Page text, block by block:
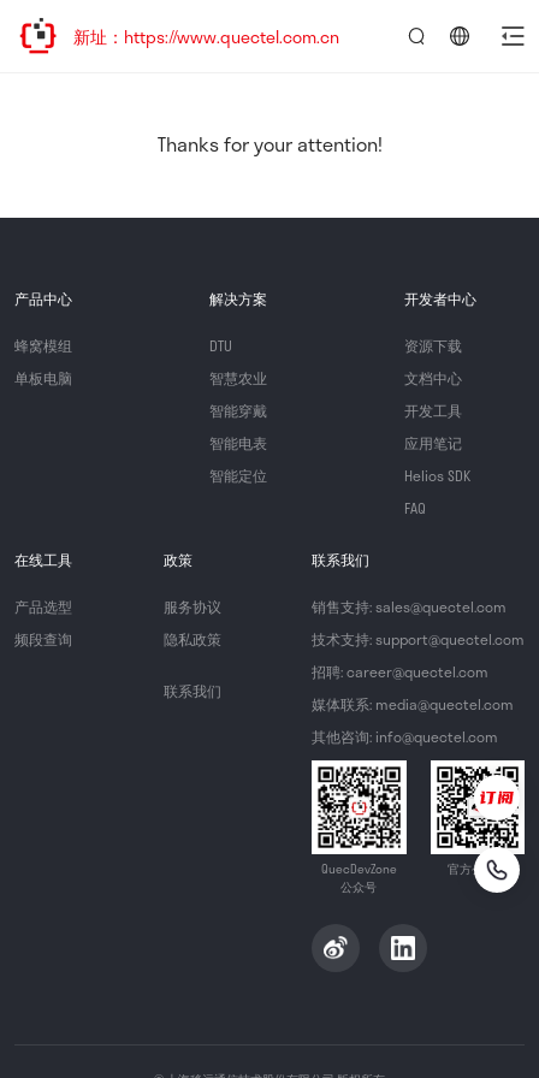
迎访问新址：https://www.quectel.com.cn
Thanks for your attention!
产品中心
蜂窝模组
单板电脑
解决方案
DTU
智慧农业
智能穿戴
智能电表
智能定位
开发者中心
资源下载
文档中心
开发工具
应用笔记
Helios SDK
FAQ
在线工具
产品选型
频段查询
政策
服务协议
隐私政策
联系我们
联系我们
销售支持: sales@quectel.com
技术支持: support@quectel.com
招聘: career@quectel.com
媒体联系: media@quectel.com
其他咨询: info@quectel.com
QuecDevZone
公众号
官方公众号